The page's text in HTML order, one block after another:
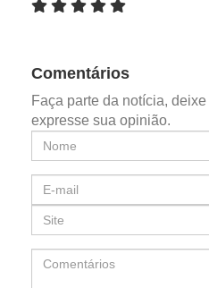
Comentários
Faça parte da notícia,
expresse sua opinião.